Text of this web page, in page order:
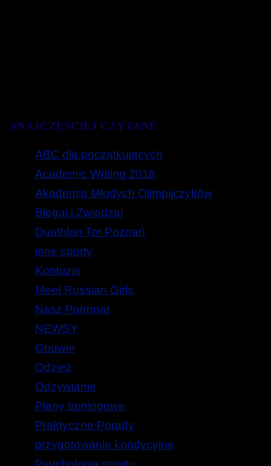
#NAJCZĘŚCIEJ CZYTANE
ABC dla początkujących
Academic Writing 2018
Akademia Młodych Olimpijczyków
Biegaj i Zwiedzaj
Duathlon Tor Poznań
inne sporty
Kontuzje
Meet Russian Girls
Nasz Patronat
NEWSY
Obuwie
Odzież
Odżywianie
Plany treningowe
Praktyczne Porady
przygotowanie kondycyjne